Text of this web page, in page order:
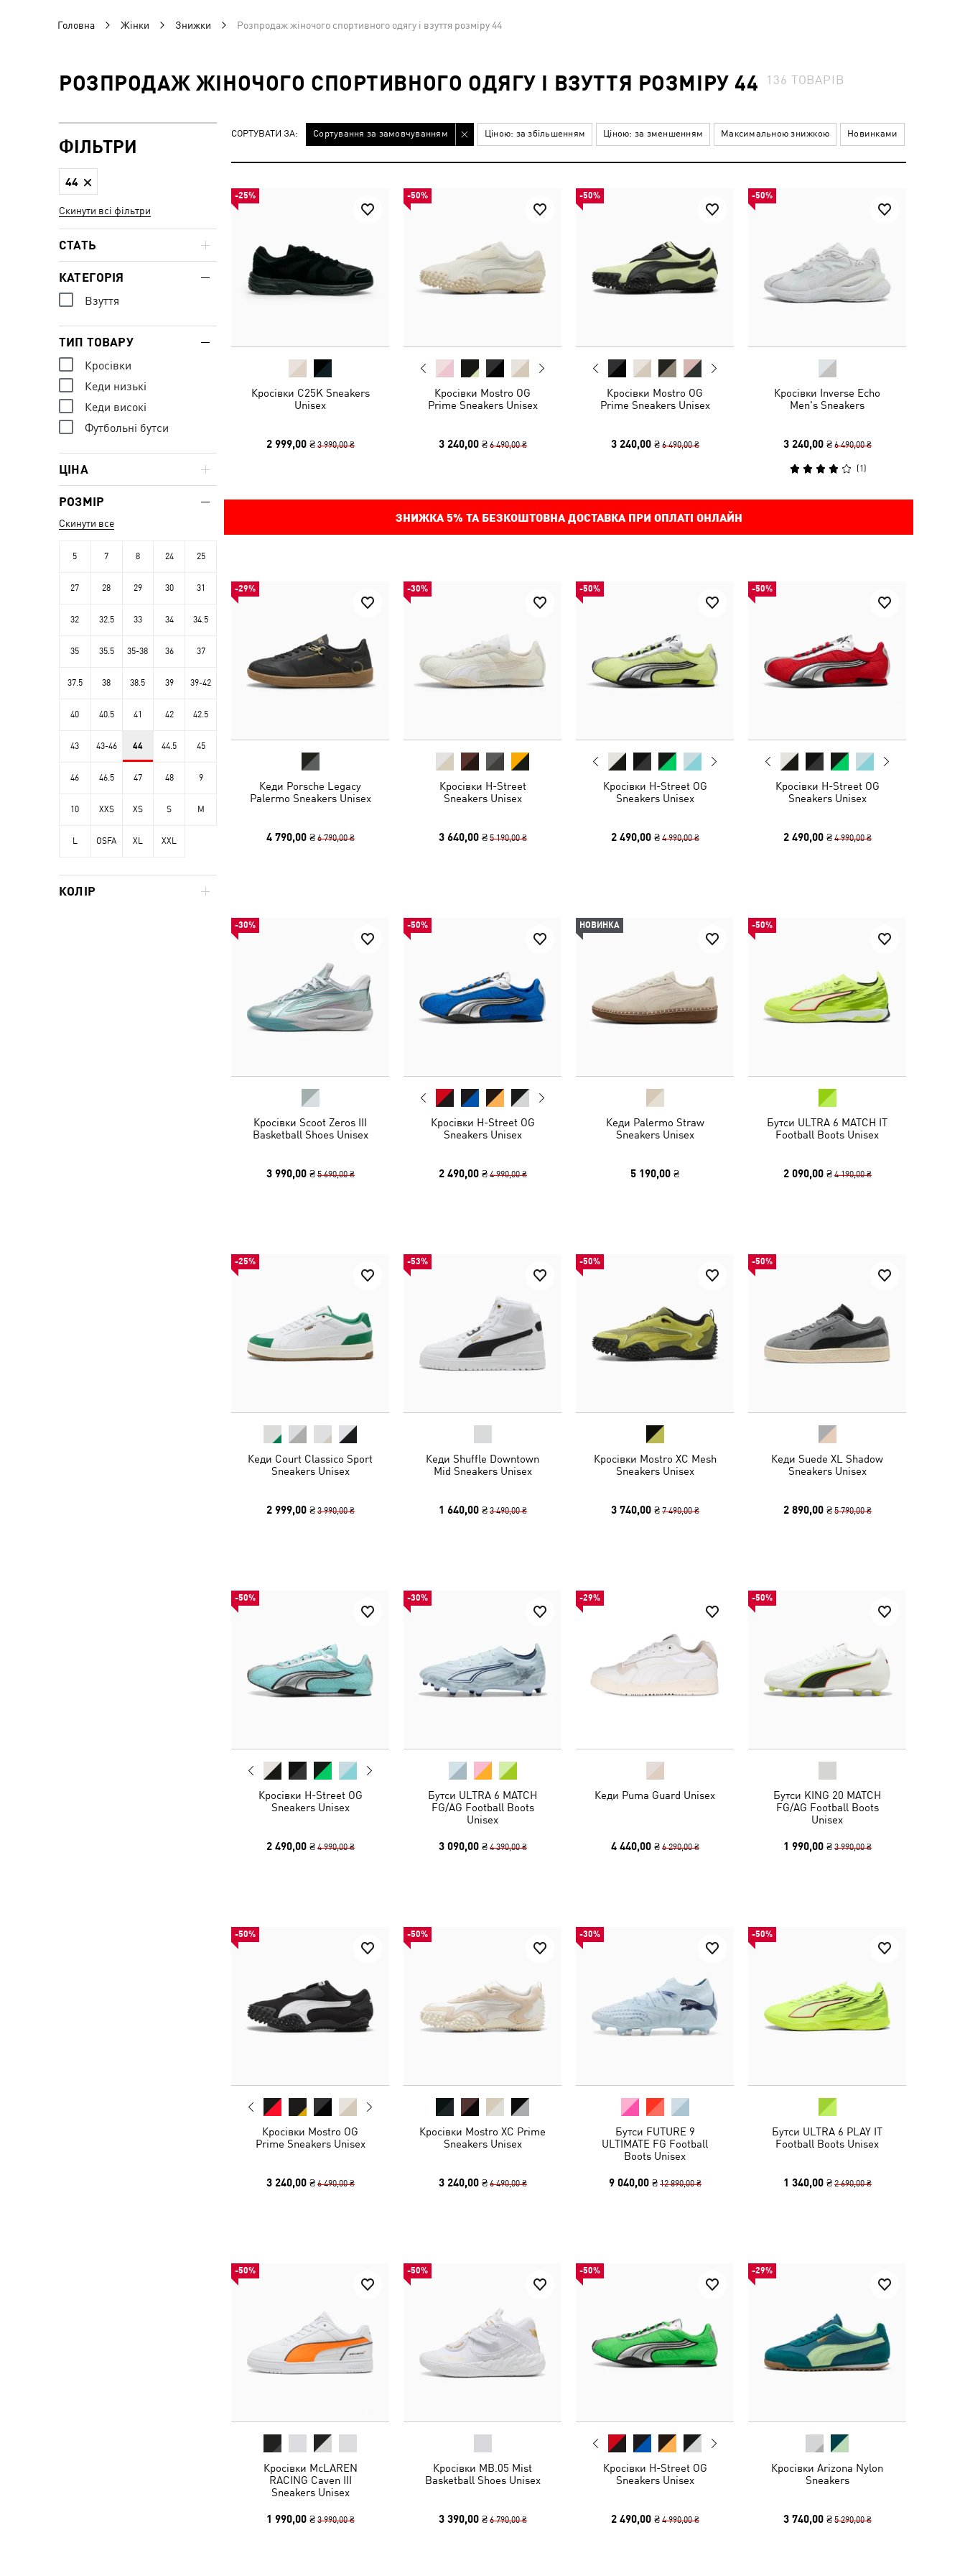
Головна Жінки Знижки Розпродаж жіночого спортивного одягу і взуття розміру 44
РОЗПРОДАЖ ЖІНОЧОГО СПОРТИВНОГО ОДЯГУ І ВЗУТТЯ РОЗМІРУ 44 136 ТОВАРІВ
СОРТУВАТИ ЗА: Сортування за замовчуванням Ціною: за збільшенням Ціною: за зменшенням Максимальною знижкою Новинками
-25%
Кросівки C25K Sneakers
Unisex
2 999,00 ₴ 3 990,00 ₴
-50%
Кросівки Mostro OG
Prime Sneakers Unisex
3 240,00 ₴ 6 490,00 ₴
-50%
Кросівки Mostro OG
Prime Sneakers Unisex
3 240,00 ₴ 6 490,00 ₴
-50%
Кросівки Inverse Echo
Men's Sneakers
3 240,00 ₴ 6 490,00 ₴
(1 )
ЗНИЖКА 5% ТА БЕЗКОШТОВНА ДОСТАВКА ПРИ ОПЛАТІ ОНЛАЙН
-29%
Кеди Porsche Legacy
Palermo Sneakers Unisex
4 790,00 ₴ 6 790,00 ₴
-30%
Кросівки H-Street
Sneakers Unisex
3 640,00 ₴ 5 190,00 ₴
-50%
Кросівки H-Street OG
Sneakers Unisex
2 490,00 ₴ 4 990,00 ₴
-50%
Кросівки H-Street OG
Sneakers Unisex
2 490,00 ₴ 4 990,00 ₴
-30%
Кросівки Scoot Zeros III
Basketball Shoes Unisex
3 990,00 ₴ 5 690,00 ₴
-50%
Кросівки H-Street OG
Sneakers Unisex
2 490,00 ₴ 4 990,00 ₴
НОВИНКА
Кеди Palermo Straw
Sneakers Unisex
5 190,00 ₴
-50%
Бутси ULTRA 6 MATCH IT
Football Boots Unisex
2 090,00 ₴ 4 190,00 ₴
-25%
Кеди Court Classico Sport
Sneakers Unisex
2 999,00 ₴ 3 990,00 ₴
-53%
Кеди Shuffle Downtown
Mid Sneakers Unisex
1 640,00 ₴ 3 490,00 ₴
-50%
Кросівки Mostro XC Mesh
Sneakers Unisex
3 740,00 ₴ 7 490,00 ₴
-50%
Кеди Suede XL Shadow
Sneakers Unisex
2 890,00 ₴ 5 790,00 ₴
-50%
Кросівки H-Street OG
Sneakers Unisex
2 490,00 ₴ 4 990,00 ₴
-30%
Бутси ULTRA 6 MATCH
FG/AG Football Boots
Unisex
3 090,00 ₴ 4 390,00 ₴
-29%
Кеди Puma Guard Unisex
4 440,00 ₴ 6 290,00 ₴
-50%
Бутси KING 20 MATCH
FG/AG Football Boots
Unisex
1 990,00 ₴ 3 990,00 ₴
-50%
Кросівки Mostro OG
Prime Sneakers Unisex
3 240,00 ₴ 6 490,00 ₴
-50%
Кросівки Mostro XC Prime
Sneakers Unisex
3 240,00 ₴ 6 490,00 ₴
-30%
Бутси FUTURE 9
ULTIMATE FG Football
Boots Unisex
9 040,00 ₴ 12 890,00 ₴
-50%
Бутси ULTRA 6 PLAY IT
Football Boots Unisex
1 340,00 ₴ 2 690,00 ₴
-50%
Кросівки McLAREN
RACING Caven III
Sneakers Unisex
1 990,00 ₴ 3 990,00 ₴
-50%
Кросівки MB.05 Mist
Basketball Shoes Unisex
3 390,00 ₴ 6 790,00 ₴
-50%
Кросівки H-Street OG
Sneakers Unisex
2 490,00 ₴ 4 990,00 ₴
-29%
Кросівки Arizona Nylon
Sneakers
3 740,00 ₴ 5 290,00 ₴
ФІЛЬТРИ
44
Скинути всі фільтри
СТАТЬ
КАТЕГОРІЯ
Взуття
ТИП ТОВАРУ
Кросівки
Кеди низькі
Кеди високі
Футбольні бутси
ЦІНА
РОЗМІР
Скинути все
5 7 8 24 25
27 28 29 30 31
32 32.5 33 34 34.5
35 35.5 35-38 36 37
37.5 38 38.5 39 39-42
40 40.5 41 42 42.5
43 43-46 44 44.5 45
46 46.5 47 48 9
10 XXS XS S M
L OSFA XL XXL
КОЛІР